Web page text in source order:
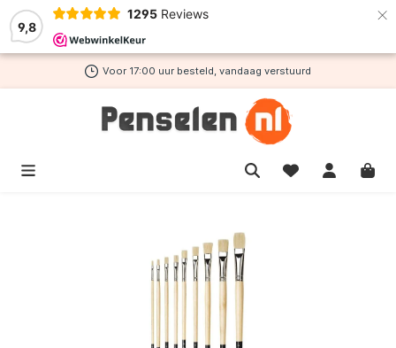
9,8
1295 Reviews ×
hoofdinhoud
Voor 17:00 uur besteld, vandaag verstuurd